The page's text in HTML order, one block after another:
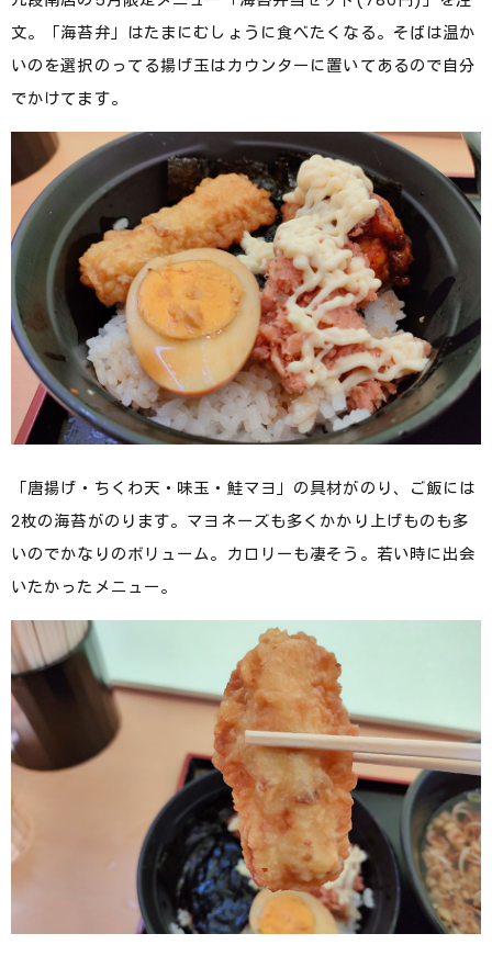
文。「海苔弁」はたまにむしょうに食べたくなる。そばは温か
いのを選択のってる揚げ玉はカウンターに置いてあるので自分
でかけてます。
「唐揚げ・ちくわ天・味玉・鮭マヨ」の具材がのり、ご飯には
2枚の海苔がのります。マヨネーズも多くかかり上げものも多
いのでかなりのボリューム。カロリーも凄そう。若い時に出会
いたかったメニュー。